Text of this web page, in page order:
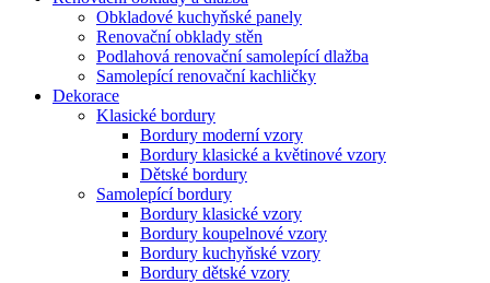
Obkladové kuchyňské panely
Renovační obklady stěn
Podlahová renovační samolepící dlažba
Samolepící renovační kachličky
Dekorace
Klasické bordury
Bordury moderní vzory
Bordury klasické a květinové vzory
Dětské bordury
Samolepící bordury
Bordury klasické vzory
Bordury koupelnové vzory
Bordury kuchyňské vzory
Bordury dětské vzory